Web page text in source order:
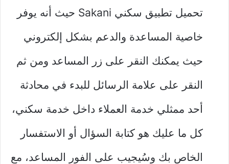
تحميل تطبيق سكني Sakani حيث أنه يوفر
خاصية المساعدة والدعم بشكل إلكتروني
حيث يمكنك النقر على زر المساعد ومن ثم
النقر على علامة الرسائل للبدء في محادثة
أحد ممثلي خدمة العملاء داخل خدمة سكني،
كل ما عليك هو كتابة السؤال أو الاستفسار
الخاص بك وسُيجيب على الفور المساعد، مع